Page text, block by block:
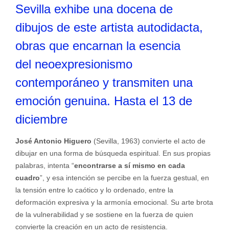
Sevilla exhibe una docena de
dibujos de este artista autodidacta,
obras que encarnan la esencia
del neoexpresionismo
contemporáneo y transmiten una
emoción genuina. Hasta el 13 de
diciembre
José Antonio Higuero (Sevilla, 1963) convierte el acto de
dibujar en una forma de búsqueda espiritual. En sus propias
palabras, intenta “encontrarse a sí mismo en cada
cuadro”, y esa intención se percibe en la fuerza gestual, en
la tensión entre lo caótico y lo ordenado, entre la
deformación expresiva y la armonía emocional. Su arte brota
de la vulnerabilidad y se sostiene en la fuerza de quien
convierte la creación en un acto de resistencia.